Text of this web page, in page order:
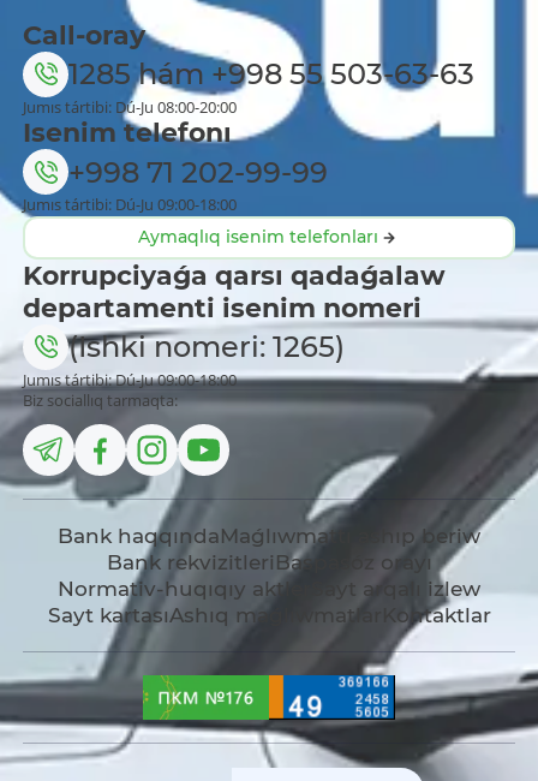
Call-oray
1285hám +998 55 503-63-63
Jumıs tártibi: Dú-Ju 08:00-20:00
Isenim telefonı
+998 71 202-99-99
Jumıs tártibi: Dú-Ju 09:00-18:00
Aymaqlıq isenim telefonları
Korrupciyaǵa qarsı qadaǵalaw
departamenti isenim nomeri
(Ishki nomeri: 1265)
Jumıs tártibi: Dú-Ju 09:00-18:00
Biz sociallıq tarmaqta:
Bank haqqındaMaǵlıwmattı ashıp beriw
Bank rekvizitleri Baspasóz orayı
Normativ-huqıqıy aktler
Sayt arqalı izlew
Sayt kartasıAshıq maǵlıwmatlar Kontaktlar